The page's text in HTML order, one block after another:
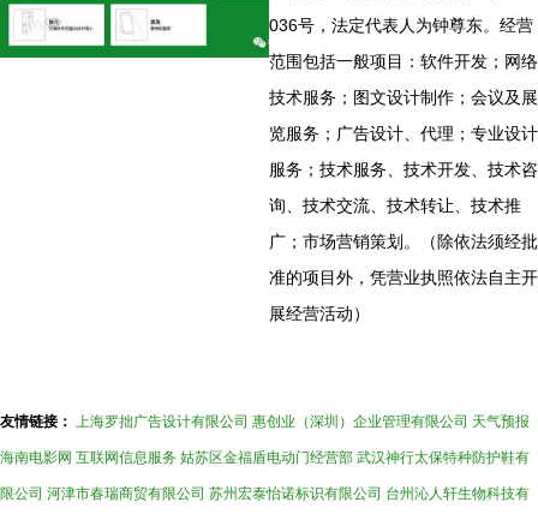
036号，法定代表人为钟尊东。经营
范围包括一般项目：软件开发；网络
技术服务；图文设计制作；会议及展
览服务；广告设计、代理；专业设计
服务；技术服务、技术开发、技术咨
询、技术交流、技术转让、技术推
广；市场营销策划。（除依法须经批
准的项目外，凭营业执照依法自主开
展经营活动）
友情链接： 上海罗拙广告设计有限公司 惠创业（深圳）企业管理有限公司 天气预报
海南电影网 互联网信息服务 姑苏区金福盾电动门经营部 武汉神行太保特种防护鞋有
限公司 河津市春瑞商贸有限公司 苏州宏泰怡诺标识有限公司 台州沁人轩生物科技有